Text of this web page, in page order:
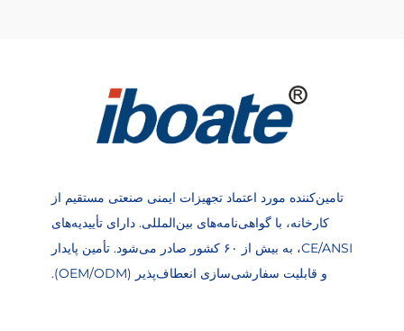
تامین‌کننده مورد اعتماد تجهیزات ایمنی صنعتی مستقیم از
کارخانه، با گواهی‌نامه‌های بین‌المللی. دارای تأییدیه‌های
CE/ANSI، به بیش از ۶۰ کشور صادر می‌شود. تأمین پایدار
و قابلیت سفارشی‌سازی انعطاف‌پذیر (OEM/ODM).